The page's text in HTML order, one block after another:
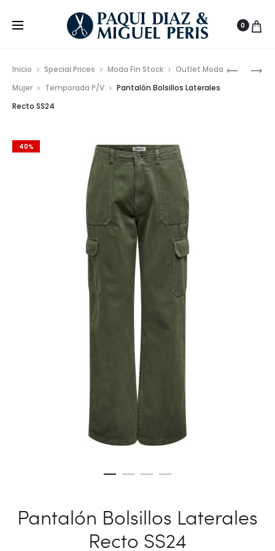
0
VESTIDO
Inicio Special Prices Moda Fin Stock
Outlet Moda
Mujer
Temporada P/V
Pantalón Bolsillos Laterales
Recto SS24
40%
Pantalón Bolsillos Laterales
Recto SS24